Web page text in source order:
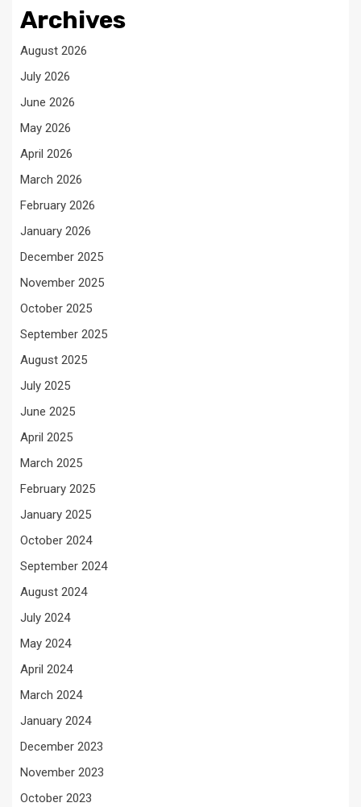
Archives
August 2026
July 2026
June 2026
May 2026
April 2026
March 2026
February 2026
January 2026
December 2025
November 2025
October 2025
September 2025
August 2025
July 2025
June 2025
April 2025
March 2025
February 2025
January 2025
October 2024
September 2024
August 2024
July 2024
May 2024
April 2024
March 2024
January 2024
December 2023
November 2023
October 2023